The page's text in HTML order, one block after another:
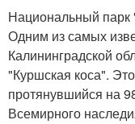
Национальный парк
Одним из самых
Калининградской
"Куршская коса".
протянувшийся на
Всемирного